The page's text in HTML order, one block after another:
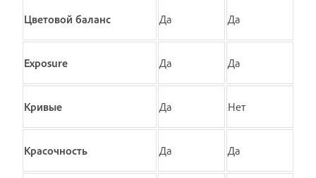
Цветовой баланс Да Да
Exposure Да Да
Кривые Да Нет
Красочность Да Да